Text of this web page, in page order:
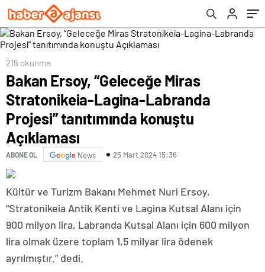
konuştu Açıklaması
215 okunma
Bakan Ersoy, “Geleceğe Miras
Stratonikeia-Lagina-Labranda
Projesi” tanıtımında konuştu
Açıklaması
ABONE OL News 25 Mart 2024 15:36
Kültür ve Turizm Bakanı Mehmet Nuri Ersoy,
“Stratonikeia Antik Kenti ve Lagina Kutsal Alanı için
900 milyon lira, Labranda Kutsal Alanı için 600 milyon
lira olmak üzere toplam 1,5 milyar lira ödenek
ayrılmıştır.” dedi.